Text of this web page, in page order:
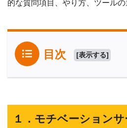
的な質問項目、やり方、ツールの
目次 [表示する]
１．モチベーション